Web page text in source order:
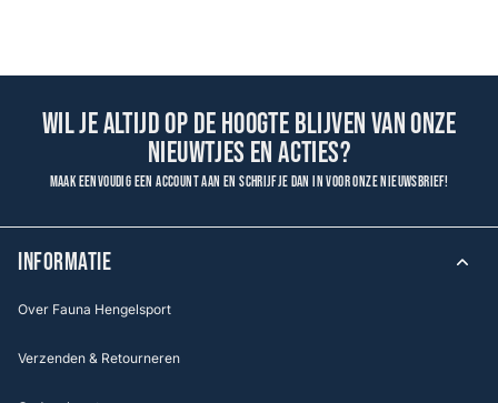
Wil je altijd op de hoogte blijven van onze
nieuwtjes en acties?
Maak eenvoudig een account aan en schrijf je dan in voor onze nieuwsbrief!
INFORMATIE
Over Fauna Hengelsport
Verzenden & Retourneren